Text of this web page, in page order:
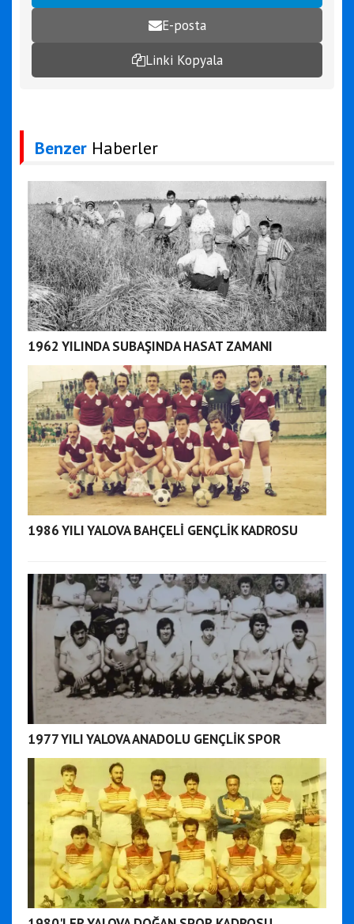
E-posta
Linki Kopyala
Benzer Haberler
1962 YILINDA SUBAŞINDA HASAT ZAMANI
1986 YILI YALOVA BAHÇELİ GENÇLİK KADROSU
1977 YILI YALOVA ANADOLU GENÇLİK SPOR